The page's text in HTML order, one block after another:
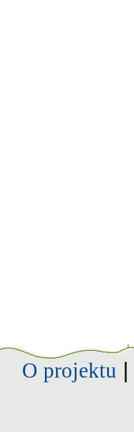
O projektu